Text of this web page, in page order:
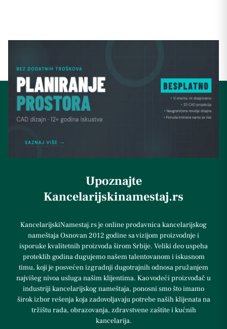
Upoznajte
Kancelarijskinamestaj.rs
KancelarijskiNamestaj.rs je online prodavnica kancelarijskog
nameštaja Osnovan 2012 godine sa vizijom proizvodnje i
isporuke kvalitetnih proizvoda širom Srbije. Veliki deo uspeha
proteklih godina dugujemo našem talentovanom i iskusnom
timu, koji je posvećen izgradnji dugotrajnih odnosa pružanjem
najvišeg nivoa usluga našim klijentima. Kao vodeći proizvođač u
industriji kancelarijskog nameštaja, ponosni smo što imamo
širok izbor rešenja koja zadovoljavaju potrebe naših klijenata na
tržištu rada, obrazovanja, zdravstvene zaštite i kućnih
kancelarija.